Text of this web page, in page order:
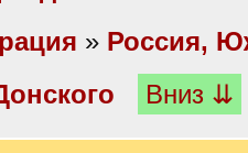
» Россия,
Вниз ⇊